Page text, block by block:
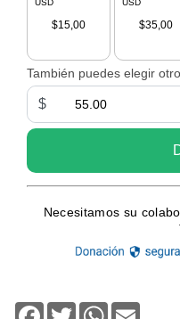
Facebook
TwitterWhatsApp